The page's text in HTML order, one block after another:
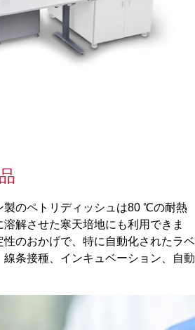
製のペトリディッシュは80 ℃の耐熱
解させた寒天培地にも利用できま
のおかげで、特に自動化されたラベ
線条接種、インキュベーション、自動